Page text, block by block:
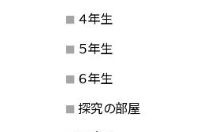
４年生
５年生
６年生
探究の部屋